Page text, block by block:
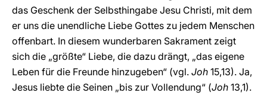
das Geschenk der Selbsthingabe Jesu Christi, mit dem
er uns die unendliche Liebe Gottes zu jedem Menschen
offenbart. In diesem wunderbaren Sakrament zeigt
sich die „größte“ Liebe, die dazu drängt, „das eigene
Leben für die Freunde hinzugeben“ (vgl. Joh 15,13). Ja,
Jesus liebte die Seinen „bis zur Vollendung“ (Joh 13,1).